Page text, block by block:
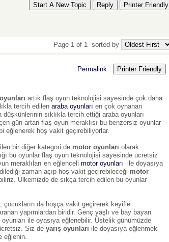
Start A New Topic Reply Printer Friendly
Page 1 of 1 sorted by
Permalink
Printer Friendly
artık flaş oyun teknolojisi sayesinde çok daha
tercih edilen araba oyunları en çok oynanan
düşkünlerinin sıklıkla tercih ettiği araba oyunları
gün artan flaş oyun meraklısı bu benzersiz oyunlar
eğlenerek hoş vakit geçirebiliyorlar.
bir diğer kategori de motor oyunları olarak
bu oyunlar flaş oyun teknolojisi sayesinde ücretsiz
meraklıları en eğlenceli motor oyunları ile doyasıya
zaman açıp hoş vakit geçirebileceği motor
Ülkemizde de sıkça tercih edilen bu oyunlar
çocukların da hoşça vakit geçirerek keyifle
yapımlardan biridir. Genç yaşlı ve bay bayan
ile oyasıya eğlenebilir. Üstelik günümüzde
Siz de yarış oyunları ile doyasıya eğlenmek
eğlenin.